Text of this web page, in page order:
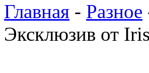
Главная - Разное
Эксклюзив от